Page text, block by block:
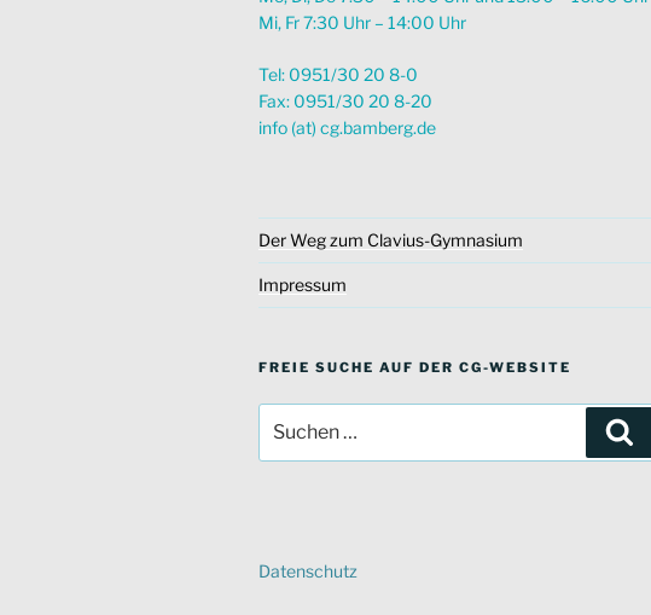
Mi, Fr 7:30 Uhr – 14:00 Uhr
Tel: 0951/30 20 8-0
Fax: 0951/30 20 8-20
info (at) cg.bamberg.de
Der Weg zum Clavius-Gymnasium
Impressum
FREIE SUCHE AUF DER CG-WEBSITE
nach:
Datenschutz